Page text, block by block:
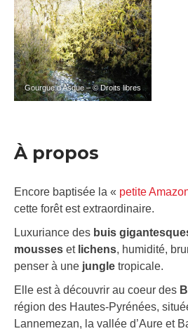
Gourgue d’Asque – © Droits libres
À propos
Encore baptisée la « petite
cette forêt est extraordinaire.
Luxuriance des buis
mousses et lichens, humidité,
penser à une jungle tropicale.
Elle est à découvrir au coeur des
région des Hautes-Pyrénées,
Lannemezan, la vallée d’Aure et